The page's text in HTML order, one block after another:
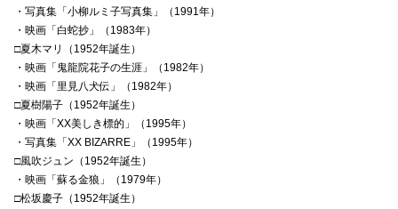
・写真集「小柳ルミ子写真集」（1991年）
・映画「白蛇抄」（1983年）
□夏木マリ（1952年誕生）
・映画「鬼龍院花子の生涯」（1982年）
・映画「里見八犬伝」（1982年）
□夏樹陽子（1952年誕生）
・映画「XX美しき標的」（1995年）
・写真集「XX BIZARRE」（1995年）
□風吹ジュン（1952年誕生）
・映画「蘇る金狼」（1979年）
□松坂慶子（1952年誕生）